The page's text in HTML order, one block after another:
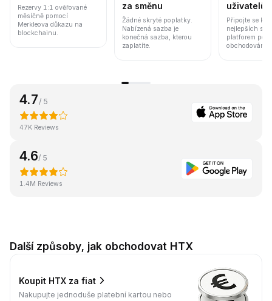
Rezervy 1:1 ověřované
měsíčně pomocí
Merkleova důkazu na
blockchainu.
za směnu
Žádné skryté poplatky.
Nabízená sazba je
konečná sazba, kterou
zaplatíte.
uživatelů
Připojte se k
nejlepších
platforem
obchodování
4.7/ 5
47K Reviews
4.6/ 5
1.4M Reviews
Další způsoby, jak obchodovat HTX
Koupit HTX za fiat
Nakupujte jednoduše platební kartou nebo